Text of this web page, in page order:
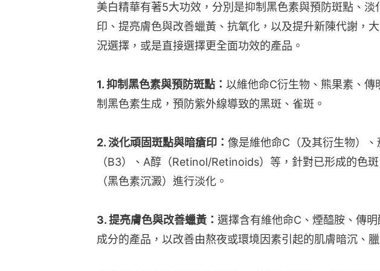
美白精華有著5大功效，分別是抑制黑色素與預防斑點、淡
印、提亮膚色與改善蠟黃、抗氧化，以及提升新陳代謝，
況選擇，或是直接選擇更全面功效的產品。
1. 抑制黑色素與預防斑點： 以維他命C衍生物、熊果素、傳
制黑色素生成，預防紫外線導致的黑斑、雀斑。
2. 淡化頑固斑點與暗瘡印： 像是維他命C（及其衍生物）、
（B3）、A醇（Retinol/Retinoids）等，針對已形成的色
（黑色素沉澱）進行淡化。
3. 提亮膚色與改善蠟黃： 選擇含有維他命C、煙醯胺、傳
成分的產品，以改善由熬夜或環境因素引起的肌膚暗沉、臘